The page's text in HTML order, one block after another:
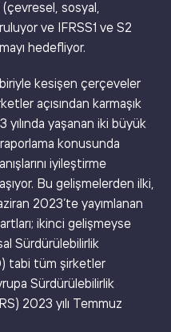
(çevresel, sosyal,
ve IFRSS1 ve S2
hedefliyor.
kesişen çerçeveler
açısından karmaşık
yılında yaşanan iki büyük
konusunda
iyileştirme
Bu gelişmelerden ilki,
2023’te yayımlanan
ikinci gelişmeyse
Sürdürülebilirlik
tabi tüm şirketler
Sürdürülebilirlik
2023 yılı Temmuz